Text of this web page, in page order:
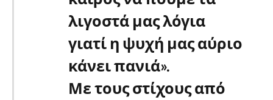
λιγοστά μας λόγια
γιατί η ψυχή μας αύριο
κάνει πανιά».
Με τους στίχους από